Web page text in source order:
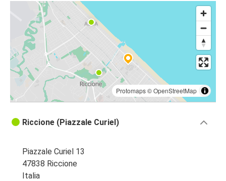
Protomaps©OpenStreetMap
Riccione (Piazzale Curiel)
Piazzale Curiel 13
47838 Riccione
Italia